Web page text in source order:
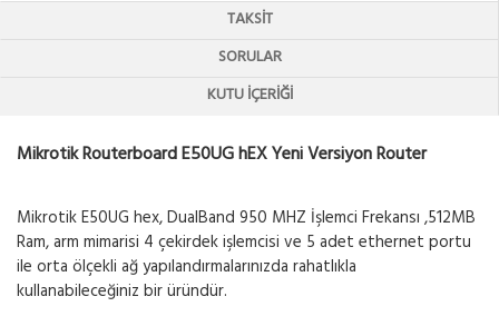
TAKSIT
SORULAR
KUTU İÇERIĞI
Mikrotik Routerboard E50UG hEX Yeni Versiyon Router
Mikrotik E50UG hex, DualBand 950 MHZ İşlemci Frekansı ,512MB
Ram, arm mimarisi 4 çekirdek işlemcisi ve 5 adet ethernet portu
ile orta ölçekli ağ yapılandırmalarınızda rahatlıkla
kullanabileceğiniz bir üründür.